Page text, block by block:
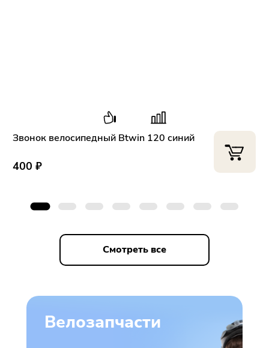
Звонок велосипедный Btwin 120 синий
400 ₽
Смотреть все
Велозапчасти